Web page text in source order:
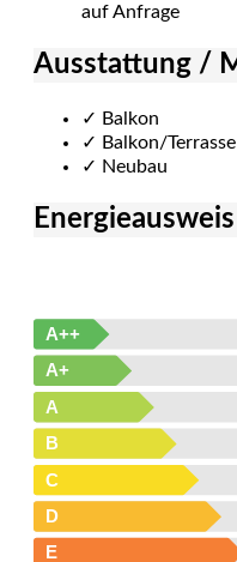
auf Anfrage
Ausstattung /
✓ Balkon
✓ Balkon/Terrasse
✓ Neubau
Energieausweis
A++
A+
A
B
C
D
E